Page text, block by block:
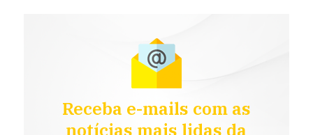
Receba e-mails com as
notícias mais lidas da